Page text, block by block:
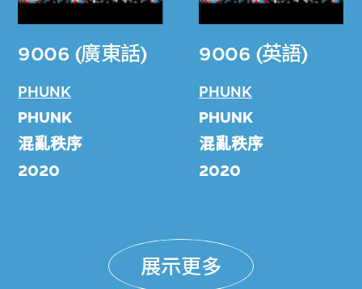
9006 (廣東話)
PHUNK
PHUNK
混亂秩序
2020
9006 (英語)
PHUNK
PHUNK
混亂秩序
2020
展示更多